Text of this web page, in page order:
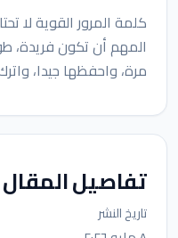
كلمة المرور القوية لا
المهم أن تكون فريدة،
مرة، واحفظها جيدا،
تفاصيل المقال
تاريخ النشر